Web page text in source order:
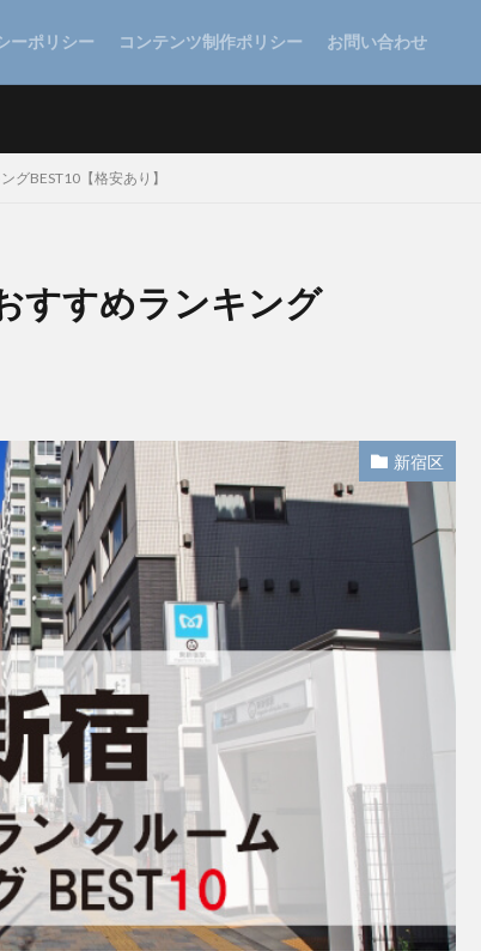
ーポリシー コンテンツ制作ポリシー お問い合わせ
BEST10【格安あり】
すすめランキング
新宿区